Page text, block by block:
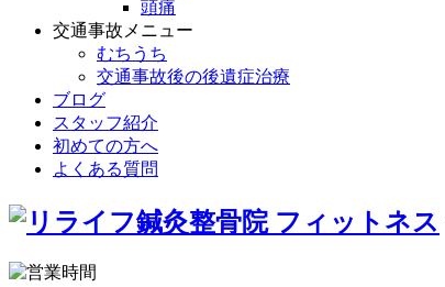
頭痛
交通事故メニュー
むちうち
交通事故後の後遺症治療
ブログ
スタッフ紹介
初めての方へ
よくある質問